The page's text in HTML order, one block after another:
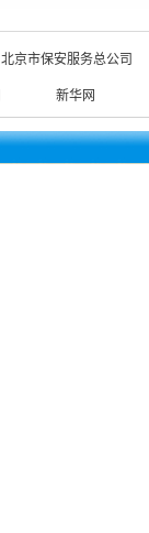
北京市保安服务总公司
新华网